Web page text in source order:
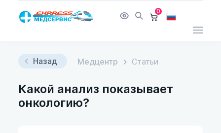
0
Назад Медцентр Статьи
Какой анализ показывает
онкологию?